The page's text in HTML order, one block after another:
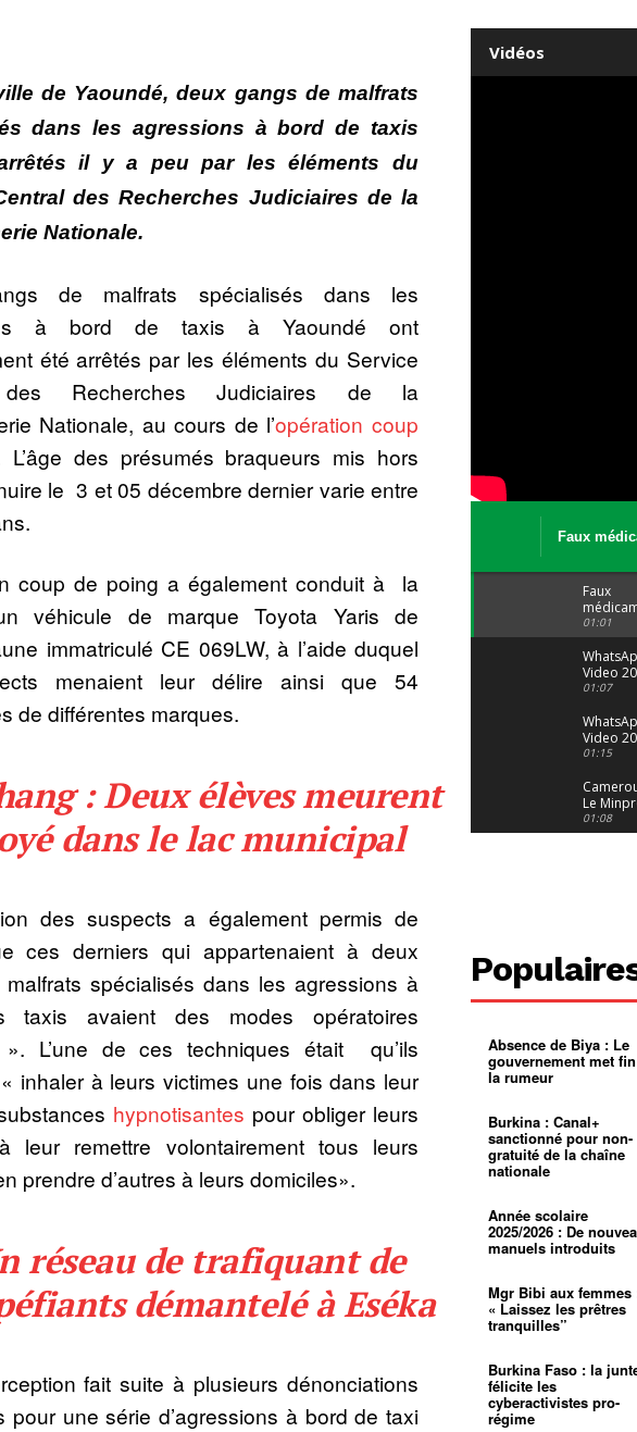
de Yaoundé, deux gangs de malfrats
dans les agressions à bord de taxis
il y a peu par les éléments du
des Recherches Judiciaires de la
Nationale.
de malfrats spécialisés dans les
à bord de taxis à Yaoundé ont
été arrêtés par les éléments du Service
des Recherches Judiciaires de la
Nationale, au cours de l’opération coup
L’âge des présumés braqueurs mis hors
le 3 et 05 décembre dernier varie entre
coup de poing a également conduit à la
véhicule de marque Toyota Yaris de
immatriculé CE 069LW, à l’aide duquel
menaient leur délire ainsi que 54
de différentes marques.
: Deux élèves meurent
dans le lac municipal
des suspects a également permis de
ces derniers qui appartenaient à deux
spécialisés dans les agressions à
taxis avaient des modes opératoires
». L’une de ces techniques était qu’ils
inhaler à leurs victimes une fois dans leur
hypnotisantes pour obliger leurs
leur remettre volontairement tous leurs
prendre d’autres à leurs domiciles».
réseau de trafiquant de
démantelé à Eséka
fait suite à plusieurs dénonciations
pour une série d’agressions à bord de taxi
Vidéos
Faux
Le trafic
Faux
: Le trafic
porte
malgré
01:01
Video
04 at 15
01:07
Video
29 at 12
01:15
Le
alerte
dérives
01:08
grandes
pluies
Échec au
Le père
pasteur
L’État
d’or
Croyance
religieuse
Entre
bricolage
mentale
01:12
mettra-t-
au
Absence de Biya : Le
gouvernement met
la rumeur
Burkina : Canal+
sanctionné pour non-
gratuité de la chaîne
nationale
Année scolaire
2025/2026 : De
manuels introduits
Mgr Bibi aux femmes
« Laissez les prêtres
tranquilles”
Burkina Faso : la
félicite les
cyberactivistes pro-
régime